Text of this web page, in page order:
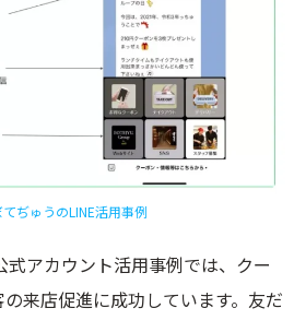
てぢゅうのLINE活用事例
式アカウント活用事例では、クー
来店促進に成功しています。友だ